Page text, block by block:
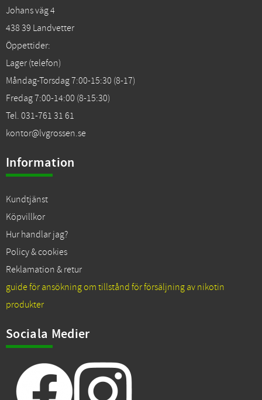
Johans väg 4
438 39 Landvetter
Öppettider:
Lager (telefon)
Måndag-Torsdag 7:00-15:30 (8-17)
Fredag 7:00-14:00 (8-15:30)
Tel. 031-761 31 61
kontor@lvgrossen.se
Information
Kundtjänst
Köpvillkor
Hur handlar jag?
Policy & cookies
Reklamation & retur
guide för ansökning om tillstånd för försäljning av nikotin
produkter
Sociala Medier